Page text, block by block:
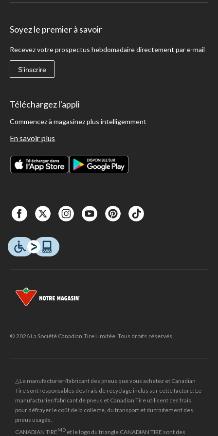
Soyez le premier à savoir
Recevez votre prospectus hebdomadaire directement par e-mail
S'inscrire
Téléchargez l'appli
Commencez à magasinez plus intelligemment
En savoir plus
© 2026 La Société Canadian Tire Limitée. Tous droits réservés.
△Le manufacturier/fabricant des pneus que vous achetez et Canadian
Tire sont responsables des frais de recyclage inclus sur cette facture. Le
manufacturier/fabricant de pneus et Canadian Tire utilisent ces frais
pour défrayer le coût de la collecte, du transport et du traitement des
pneus usagés.
CANADIAN TIREMD et le logo du triangle CANADIAN TIRE sont des